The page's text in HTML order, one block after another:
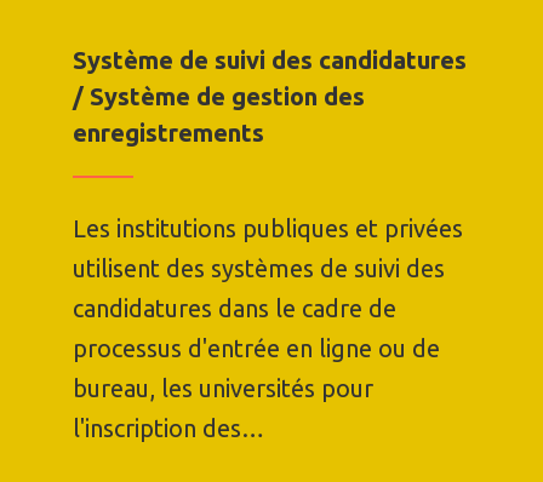
Système de suivi des candidatures
/ Système de gestion des
enregistrements
Les institutions publiques et privées
utilisent des systèmes de suivi des
candidatures dans le cadre de
processus d'entrée en ligne ou de
bureau, les universités pour
l'inscription des…